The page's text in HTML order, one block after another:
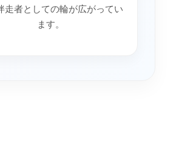
走者としての輪が広がってい
ます。